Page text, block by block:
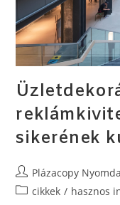
sikerének
Plázacopy
cikkek / hasznos